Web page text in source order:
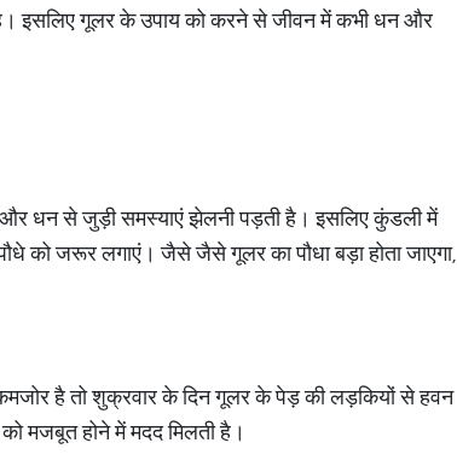
है। इसलिए गूलर के उपाय को करने से जीवन में कभी धन और
धन से जुड़ी समस्याएं झेलनी पड़ती है। इसलिए कुंडली में
जरूर लगाएं। जैसे जैसे गूलर का पौधा बड़ा होता जाएगा,
है तो शुक्रवार के दिन गूलर के पेड़ की लड़कियों से हवन
मजबूत होने में मदद मिलती है।